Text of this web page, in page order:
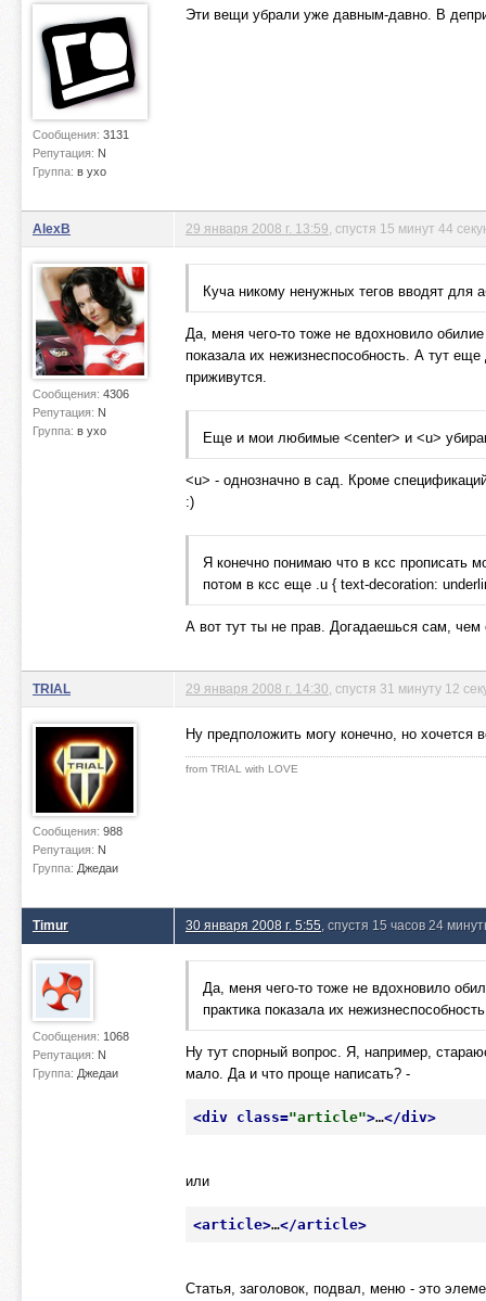
Сообщения: 3131
Репутация: N
Группа: в ухо
Эти вещи убрали уже давным-давно. В
AlexB
Сообщения: 4306
Репутация: N
Группа: в ухо
29 января 2008 г. 13:59 , спустя 15 минут 44
Куча никому ненужных тегов вводят для
Да, меня чего-то тоже не вдохновило
показала их нежизнеспособность. А тут
приживутся.
Еще и мои любимые <center> и <u>
<u> - однозначно в сад. Кроме
:)
Я конечно понимаю что в ксс прописать
потом в ксс еще .u { text-decoration:
А вот тут ты не прав. Догадаешься сам, чем
TRIAL
Сообщения: 988
Репутация: N
Группа: Джедаи
29 января 2008 г. 14:30 , спустя 31 минуту 12
Ну предположить могу конечно, но хочется
from TRIAL with LOVE
Timur
Сообщения: 1068
Репутация: N
Группа: Джедаи
30 января 2008 г. 5:55 , спустя 15 часов 24
Да, меня чего-то тоже не вдохновило
практика показала их
Ну тут спорный вопрос. Я, например,
мало. Да и что проще написать? -
<div class="article">…</div>
или
<article>…</article>
Статья, заголовок, подвал, меню - это